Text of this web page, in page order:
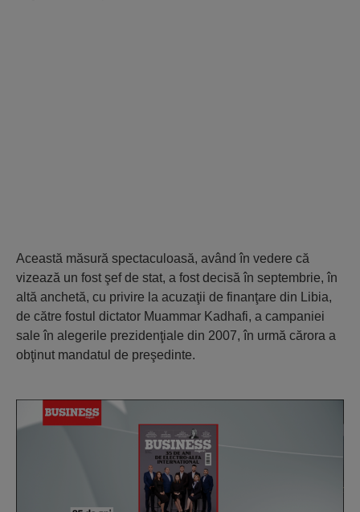
Această măsură spectaculoasă, având în vedere că
vizează un fost şef de stat, a fost decisă în septembrie, în
altă anchetă, cu privire la acuzaţii de finanţare din Libia,
de către fostul dictator Muammar Kadhafi, a campaniei
sale în alegerile prezidenţiale din 2007, în urmă cărora a
obţinut mandatul de preşedinte.